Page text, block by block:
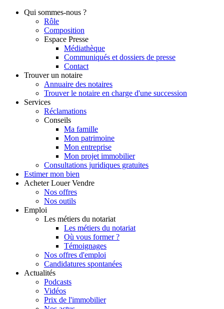
Qui sommes-nous ?
Rôle
Composition
Espace Presse
Médiathèque
Communiqués et dossiers de presse
Contact
Trouver un notaire
Annuaire des notaires
Trouver le notaire en charge d'une succession
Services
Réclamations
Conseils
Ma famille
Mon patrimoine
Mon entreprise
Mon projet immobilier
Consultations juridiques gratuites
Estimer mon bien
Acheter Louer Vendre
Nos offres
Nos outils
Emploi
Les métiers du notariat
Les métiers du notariat
Où vous former ?
Témoignages
Nos offres d'emploi
Candidatures spontanées
Actualités
Podcasts
Vidéos
Prix de l'immobilier